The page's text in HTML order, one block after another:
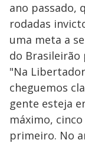
ano passado,
rodadas
uma meta a
do Brasileirão
"Na
cheguemos
gente esteja
máximo,
primeiro. No